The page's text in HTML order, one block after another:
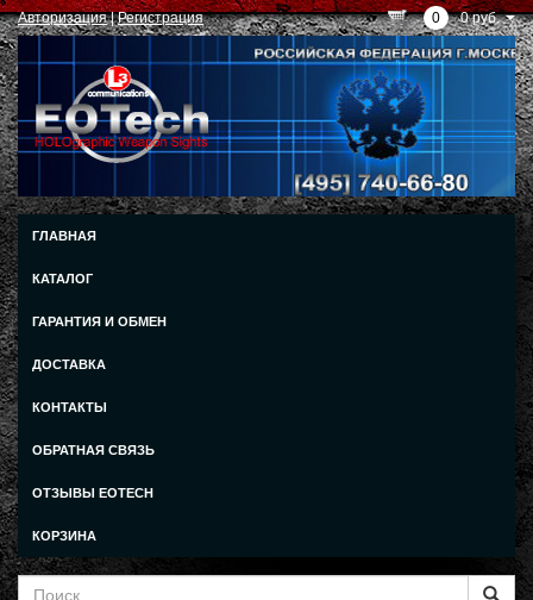
Авторизация|Регистрация 0 0 руб.
ГЛАВНАЯ
КАТАЛОГ
ГАРАНТИЯ И ОБМЕН
ДОСТАВКА
КОНТАКТЫ
ОБРАТНАЯ СВЯЗЬ
ОТЗЫВЫ EOTECH
КОРЗИНА